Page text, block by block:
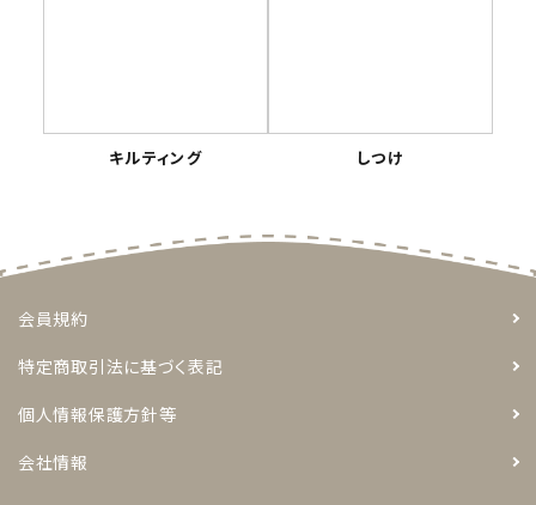
特定商取引法について
キルティング しつけ
会員規約
特定商取引法に基づく表記
個人情報保護方針等
会社情報